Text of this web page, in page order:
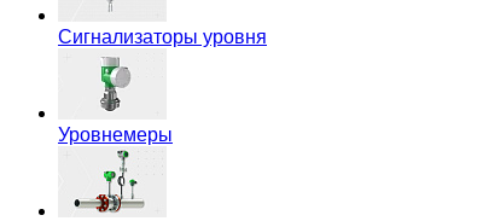
Сигнализаторы уровня
Уровнемеры